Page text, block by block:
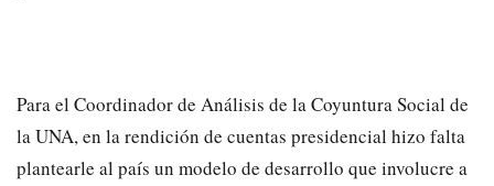
Para el Coordinador de Análisis de la Coyuntura Social de
la UNA, en la rendición de cuentas presidencial hizo falta
plantearle al país un modelo de desarrollo que involucre a